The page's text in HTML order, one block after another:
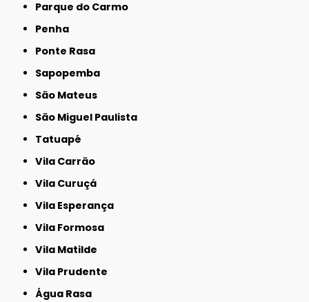
Parque do Carmo
Penha
Ponte Rasa
Sapopemba
São Mateus
São Miguel Paulista
Tatuapé
Vila Carrão
Vila Curuçá
Vila Esperança
Vila Formosa
Vila Matilde
Vila Prudente
Água Rasa